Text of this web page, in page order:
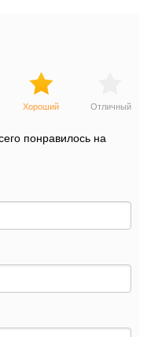
Хороший Отличный
понравилось на